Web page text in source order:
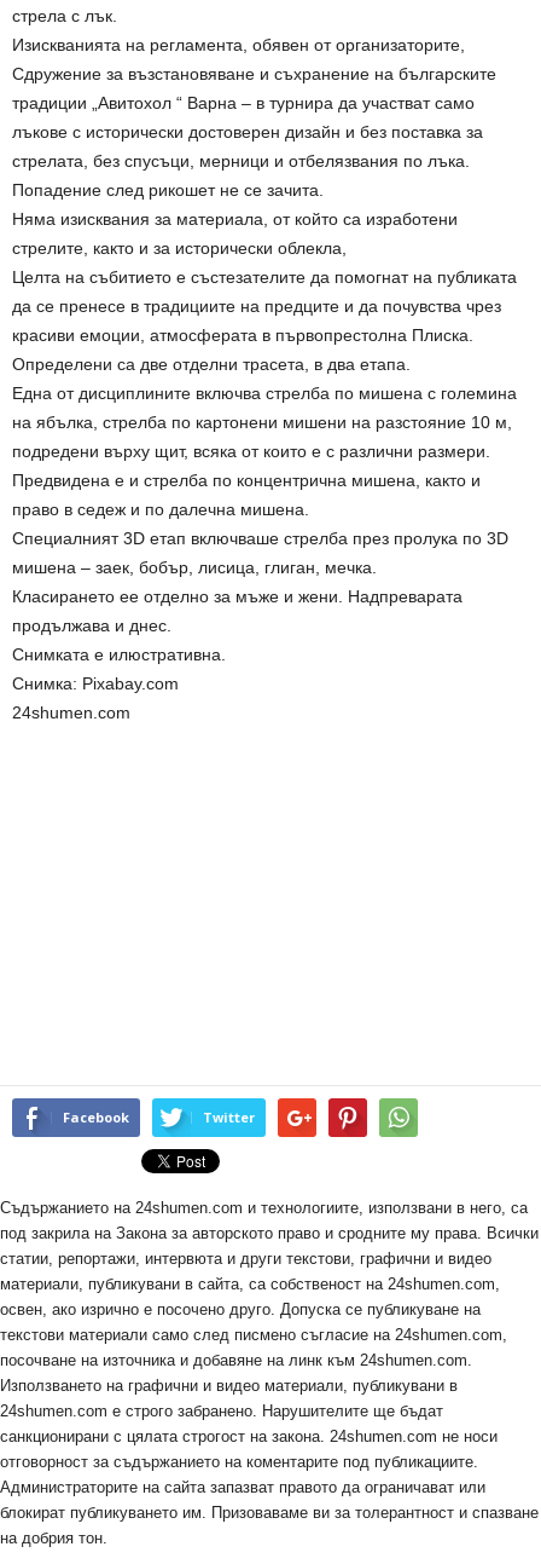
стрела с лък.
Изискванията на регламента, обявен от организаторите,
Сдружение за възстановяване и съхранение на българските
традиции „Авитохол “ Варна – в турнира да участват само
лъкове с исторически достоверен дизайн и без поставка за
стрелата, без спусъци, мерници и отбелязвания по лъка.
Попадение след рикошет не се зачита.
Няма изисквания за материала, от който са изработени
стрелите, както и за исторически облекла,
Целта на събитието е състeзателите да помогнат на публиката
да се пренесе в традициите на предците и да почувства чрез
красиви емоции, атмосферата в първопрестолна Плиска.
Определени са две отделни трасета, в два етапа.
Една от дисциплините включва стрелба по мишена с големина
на ябълка, стрелба по картонени мишени на разстояние 10 м,
подредени върху щит, всяка от които е с различни размери.
Предвидена е и стрелба по концентрична мишена, както и
право в седеж и по далечна мишена.
Специалният 3D етап включваше стрелба през пролука по 3D
мишена – заек, бобър, лисица, глиган, мечка.
Класирането ее отделно за мъже и жени. Надпреварата
продължава и днес.
Снимката е илюстративна.
Снимка: Pixabay.com
24shumen.com
Facebook Twitter
Съдържанието на 24shumen.com и технологиите, използвани в него, са
под закрила на Закона за авторското право и сродните му права. Всички
статии, репортажи, интервюта и други текстови, графични и видео
материали, публикувани в сайта, са собственост на 24shumen.com,
освен, ако изрично е посочено друго. Допуска се публикуване на
текстови материали само след писмено съгласие на 24shumen.com,
посочване на източника и добавяне на линк към 24shumen.com.
Използването на графични и видео материали, публикувани в
24shumen.com е строго забранено. Нарушителите ще бъдат
санкционирани с цялата строгост на закона. 24shumen.com не носи
отговорност за съдържанието на коментарите под публикациите.
Администраторите на сайта запазват правото да ограничават или
блокират публикуването им. Призоваваме ви за толерантност и спазване
на добрия тон.